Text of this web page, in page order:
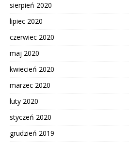
sierpień 2020
lipiec 2020
czerwiec 2020
maj 2020
kwiecień 2020
marzec 2020
luty 2020
styczeń 2020
grudzień 2019